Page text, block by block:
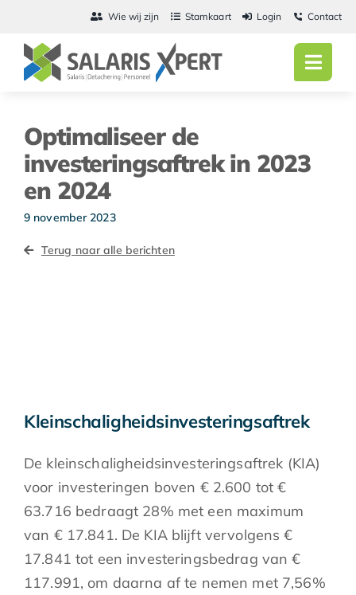
inhoud
Wie wij zijn Stamkaart Login Contact
Optimaliseer de
investeringsaftrek in 2023
en 2024
9 november 2023
Terug naar alle berichten
Kleinschaligheidsinvesteringsaftrek
De kleinschaligheidsinvesteringsaftrek (KIA)
voor investeringen boven € 2.600 tot €
63.716 bedraagt 28% met een maximum
van € 17.841. De KIA blijft vervolgens €
17.841 tot een investeringsbedrag van €
117.991, om daarna af te nemen met 7,56%